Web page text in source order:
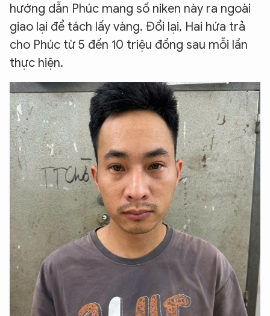
hướng dẫn Phúc mang số niken này ra ngoài
giao lại để tách lấy vàng. Đổi lại, Hai hứa trả
cho Phúc từ 5 đến 10 triệu đồng sau mỗi lần
thực hiện.